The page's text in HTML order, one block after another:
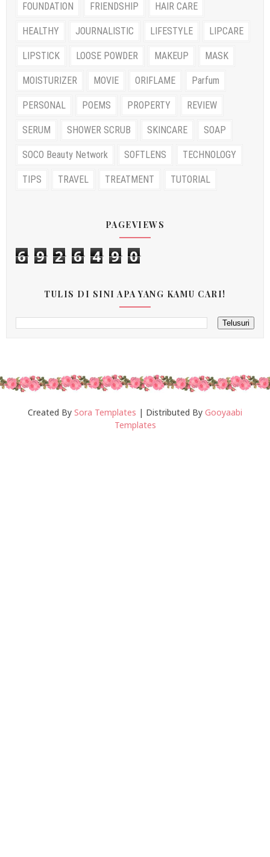
FOUNDATION FRIENDSHIP HAIR CARE
HEALTHY JOURNALISTIC LIFESTYLE LIPCARE
LIPSTICK LOOSE POWDER MAKEUP MASK
MOISTURIZER MOVIE ORIFLAME Parfum
PERSONAL POEMS PROPERTY REVIEW
SERUM SHOWER SCRUB SKINCARE SOAP
SOCO Beauty Network SOFTLENS TECHNOLOGY
TIPS TRAVEL TREATMENT TUTORIAL
PAGEVIEWS
6 9 2 6 4 9 0
TULIS DI SINI APA YANG KAMU CARI!
Created By Sora Templates | Distributed By Gooyaabi
Templates